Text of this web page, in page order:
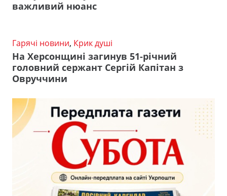
важливий нюанс
Гарячі новини, Крик душі
На Херсонщині загинув 51-річний
головний сержант Сергій Капітан з
Овруччини